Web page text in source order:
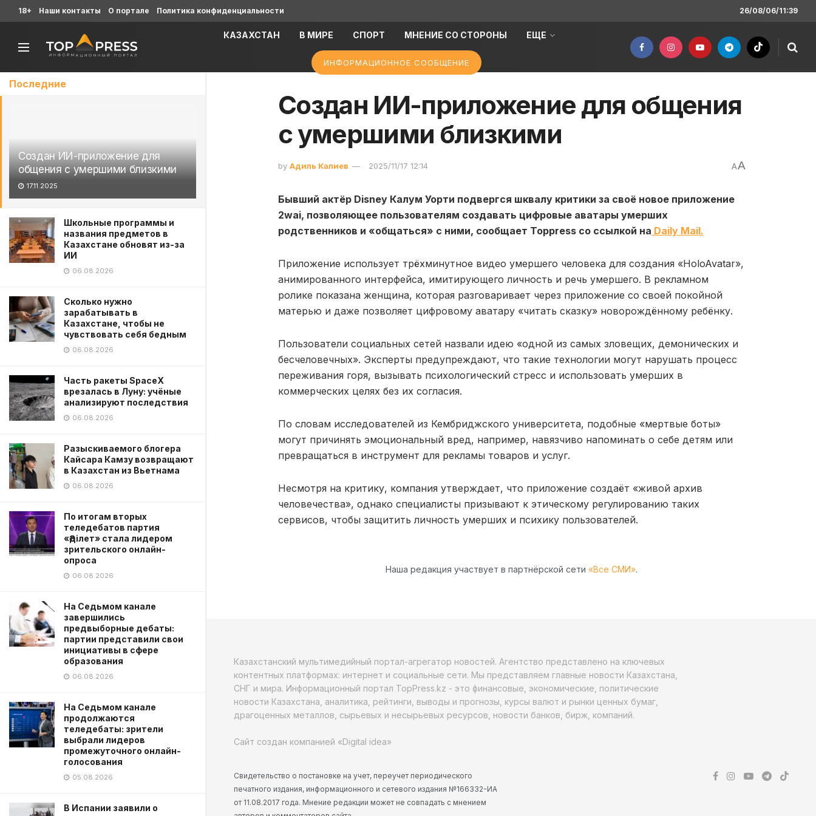
Последние
Создан ИИ-приложение для
общения с умершими близкими
17.11.2025
Школьные программы и
названия предметов в
Казахстане обновят из-за
ИИ
06.08.2026
Сколько нужно
зарабатывать в
Казахстане, чтобы не
чувствовать себя бедным
06.08.2026
Часть ракеты SpaceX
врезалась в Луну: учёные
анализируют последствия
06.08.2026
Разыскиваемого блогера
Кайсара Камзу возвращают
в Казахстан из Вьетнама
06.08.2026
По итогам вторых
теледебатов партия
«Әділет» стала лидером
зрительского онлайн-
опроса
06.08.2026
На Седьмом канале
завершились
предвыборные дебаты:
партии представили свои
инициативы в сфере
образования
06.08.2026
На Седьмом канале
продолжаются
теледебаты: зрители
выбрали лидеров
промежуточного онлайн-
голосования
05.08.2026
В Испании заявили о
18+ Наши контакты О портале Политика конфиденциальности 26/08/06/11:39
КАЗАХСТАН В МИРЕ СПОРТ МНЕНИЕ СО СТОРОНЫ ЕЩЕ
ИНФОРМАЦИОННОЕ СООБЩЕНИЕ
Создан ИИ-приложение для общения
с умершими близкими
by Адиль Калиев 2025/11/17 12:14 AA
Бывший актёр Disney Калум Уорти подвергся шквалу критики за своё новое приложение
2wai, позволяющее пользователям создавать цифровые аватары умерших
родственников и «общаться» с ними, сообщает Toppress со ссылкой на Daily Mail.
Приложение использует трёхминутное видео умершего человека для создания «HoloAvatar»,
анимированного интерфейса, имитирующего личность и речь умершего. В рекламном
ролике показана женщина, которая разговаривает через приложение со своей покойной
матерью и даже позволяет цифровому аватару «читать сказку» новорождённому ребёнку.
Пользователи социальных сетей назвали идею «одной из самых зловещих, демонических и
бесчеловечных». Эксперты предупреждают, что такие технологии могут нарушать процесс
переживания горя, вызывать психологический стресс и использовать умерших в
коммерческих целях без их согласия.
По словам исследователей из Кембриджского университета, подобные «мертвые боты»
могут причинять эмоциональный вред, например, навязчиво напоминать о себе детям или
превращаться в инструмент для рекламы товаров и услуг.
Несмотря на критику, компания утверждает, что приложение создаёт «живой архив
человечества», однако специалисты призывают к этическому регулированию таких
сервисов, чтобы защитить личность умерших и психику пользователей.
Наша редакция участвует в партнёрской сети «Все СМИ».
Казахстанский мультимедийный портал-агрегатор новостей. Агентство представлено на ключевых
контентных платформах: интернет и социальные сети. Мы представляем главные новости Казахстана,
СНГ и мира. Информационный портал TopPress.kz - это финансовые, экономические, политические
новости Казахстана, аналитика, рейтинги, выводы и прогнозы, курсы валют и рынки ценных бумаг,
драгоценных металлов, сырьевых и несырьевых ресурсов, новости банков, бирж, компаний.
Сайт создан компанией «Digital idea»
Свидетельство о постановке на учет, переучет периодического
печатного издания, информационного и сетевого издания №166332-ИА
от 11.08.2017 года. Мнение редакции может не совпадать с мнением